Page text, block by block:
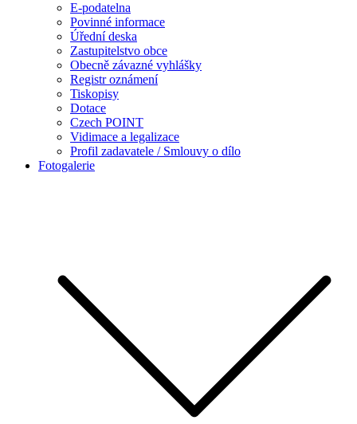
E-podatelna
Povinné informace
Úřední deska
Zastupitelstvo obce
Obecně závazné vyhlášky
Registr oznámení
Tiskopisy
Dotace
Czech POINT
Vidimace a legalizace
Profil zadavatele / Smlouvy o dílo
Fotogalerie